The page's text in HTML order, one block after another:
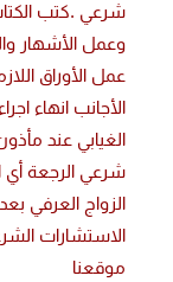
شرعي .كتب
وعمل الأشهار
عمل الأوراق
الأجانب انهاء
الغيابي عند
شرعي الرجعة أي
الزواج العرفي
الاستشارات
موقعنا